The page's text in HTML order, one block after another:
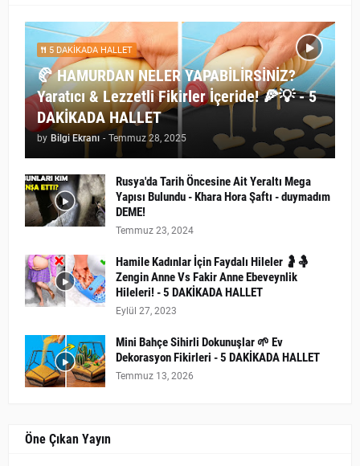
5 DAKİKADA HALLET
🥐 HAMURDAN NELER YAPABİLİRSİNİZ?
Yaratıcı & Lezzetli Fikirler İçeride! 🍕💡 - 5
DAKİKADA HALLET
by Bilgi Ekranı - Temmuz 28, 2025
Rusya'da Tarih Öncesine Ait Yeraltı Mega
Yapısı Bulundu - Khara Hora Şaftı - duymadım
DEME!
Temmuz 23, 2024
Hamile Kadınlar İçin Faydalı Hileler 🤰🤱
Zengin Anne Vs Fakir Anne Ebeveynlik
Hileleri! - 5 DAKİKADA HALLET
Eylül 27, 2023
Mini Bahçe Sihirli Dokunuşlar 🌱 Ev
Dekorasyon Fikirleri - 5 DAKİKADA HALLET
Temmuz 13, 2026
Öne Çıkan Yayın